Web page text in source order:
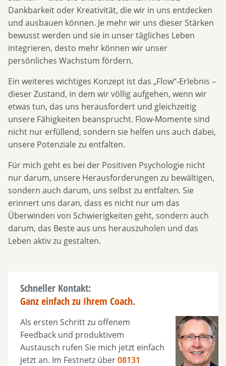
Dankbarkeit oder Kreativität, die wir in uns entdecken
und ausbauen können. Je mehr wir uns dieser Stärken
bewusst werden und sie in unser tägliches Leben
integrieren, desto mehr können wir unser
persönliches Wachstum fördern.
Ein weiteres wichtiges Konzept ist das „Flow“-Erlebnis –
dieser Zustand, in dem wir völlig aufgehen, wenn wir
etwas tun, das uns herausfordert und gleichzeitig
unsere Fähigkeiten beansprucht. Flow-Momente sind
nicht nur erfüllend, sondern sie helfen uns auch dabei,
unsere Potenziale zu entfalten.
Für mich geht es bei der Positiven Psychologie nicht
nur darum, unsere Herausforderungen zu bewältigen,
sondern auch darum, uns selbst zu entfalten. Sie
erinnert uns daran, dass es nicht nur um das
Überwinden von Schwierigkeiten geht, sondern auch
darum, das Beste aus uns herauszuholen und das
Leben aktiv zu gestalten.
Schneller Kontakt:
Ganz einfach zu Ihrem Coach.
Als ersten Schritt zu offenem
Feedback und produktivem
Austausch rufen Sie mich jetzt einfach
jetzt an. Im Festnetz über08131